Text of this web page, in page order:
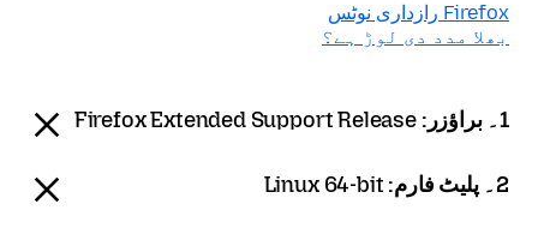
Firefox رازداری نوٹس
بھلا مدد دی لوڑ ہے؟
1۔ براؤزر: Firefox Extended Support Release
2۔ پلیٹ فارم: Linux 64-bit